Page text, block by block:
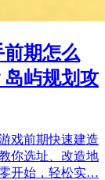
前期怎么
屿规划攻
戏前期快速建造
你选址、改造地
开始，轻松实…